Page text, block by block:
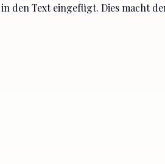
den Text eingefügt. Dies macht